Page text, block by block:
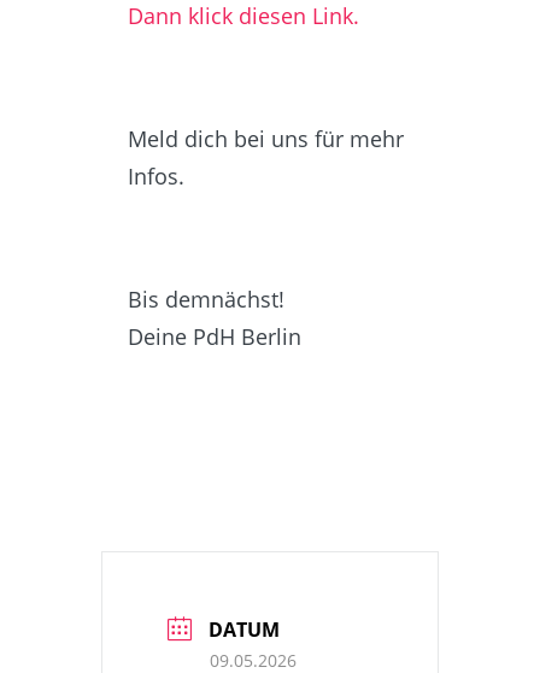
Dann klick diesen Link.
Meld dich bei uns für mehr
Infos.
Bis demnächst!
Deine PdH Berlin
DATUM
09.05.2026